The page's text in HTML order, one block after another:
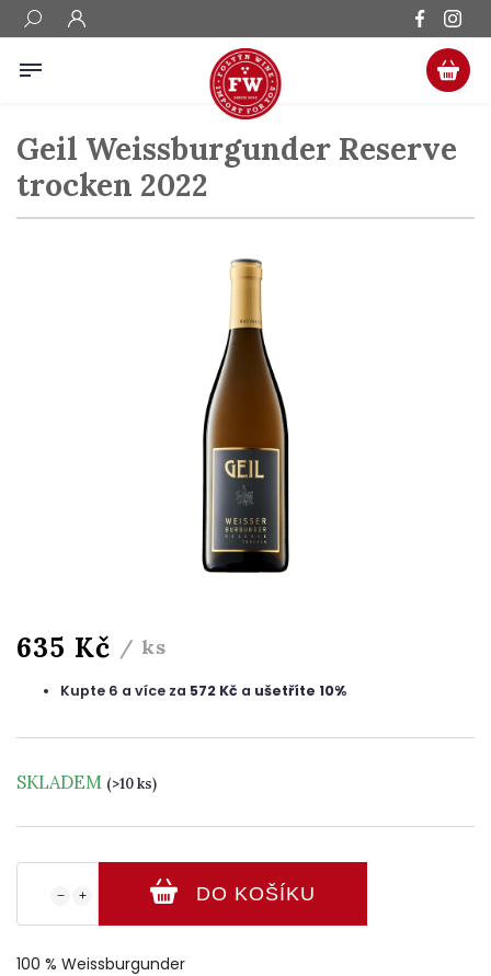
Geil Weissburgunder Reserve
trocken 2022
635 Kč / ks
Kupte 6 a více za 572 Kč a ušetříte 10%
SKLADEM (>10 ks)
+
− DO KOŠÍKU
100 % Weissburgunder